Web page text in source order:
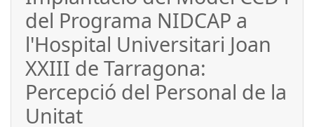
del Programa NIDCAP a
l'Hospital Universitari Joan
XXIII de Tarragona:
Percepció del Personal de la
Unitat